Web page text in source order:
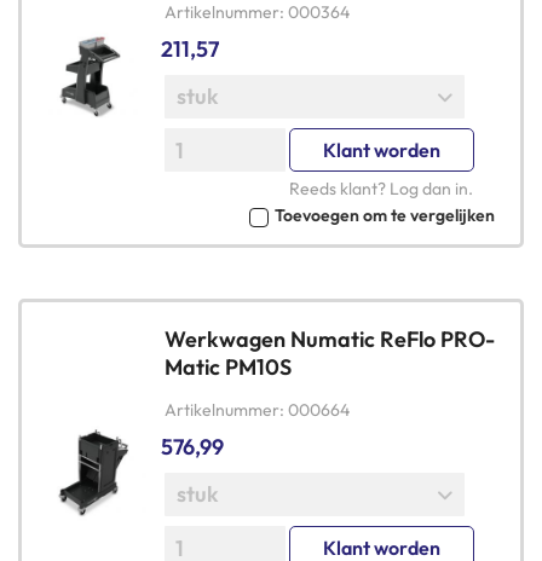
Artikelnummer 000364
211,57
Klant worden
Reeds klant? Log dan in.
Toevoegen om te vergelijken
Werkwagen Numatic ReFlo PRO-
Matic PM10S
Artikelnummer 000664
576,99
Klant worden